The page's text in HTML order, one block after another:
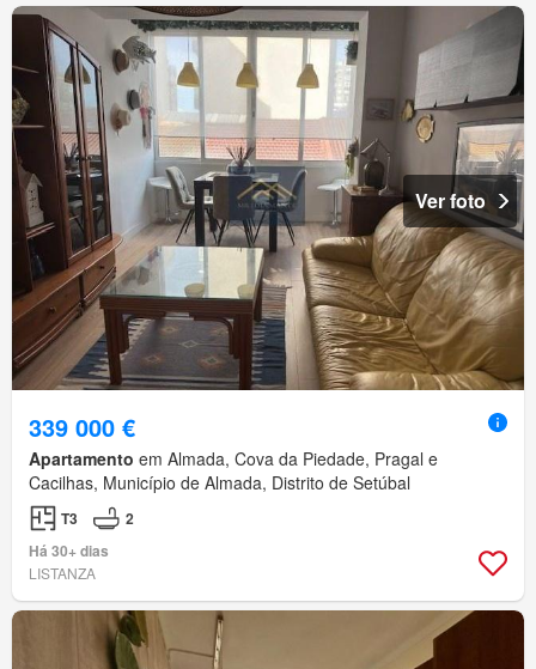
Ver foto
339 000 €
Apartamento em Almada, Cova da Piedade, Pragal e
Cacilhas, Município de Almada, Distrito de Setúbal
T3
2
Há 30+ dias
LISTANZA